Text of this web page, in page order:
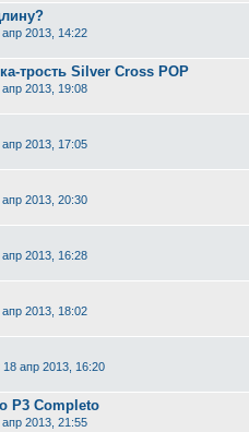
апр 2013, 14:22
трость Silver Cross POP
апр 2013, 19:08
апр 2013, 17:05
апр 2013, 20:30
апр 2013, 16:28
апр 2013, 18:02
18 апр 2013, 16:20
P3 Completo
апр 2013, 21:55